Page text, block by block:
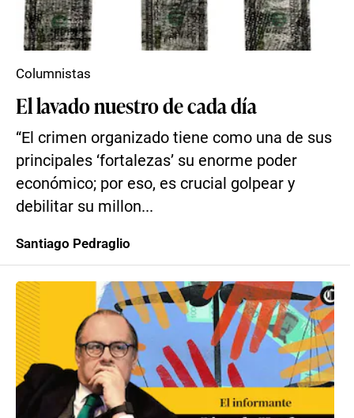
El lavado nuestro de cada día
“El crimen organizado tiene como una de sus
principales ‘fortalezas’ su enorme poder
económico; por eso, es crucial golpear y
debilitar su millon...
Columnistas
Santiago Pedraglio